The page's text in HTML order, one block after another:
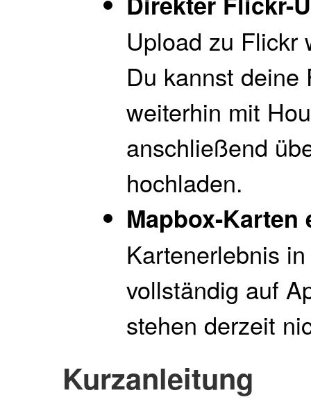
Upload zu Flickr
Du kannst deine
weiterhin mit
anschließend
hochladen.
Mapbox-Karten
Kartenerlebnis
vollständig auf
stehen derzeit
Kurzanleitung